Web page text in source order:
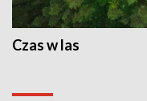
Czas w las